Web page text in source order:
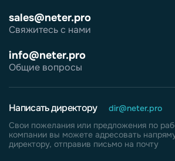
sales@neter.pro
Свяжитесь с нами
info@neter.pro
Общие вопросы
Написать директору
dir@neter.pro
Свои пожелания или предложения по
компании вы можете адресовать
директору, отправив письмо на почту